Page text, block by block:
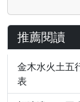
推薦閱讀
金木水火土五
表